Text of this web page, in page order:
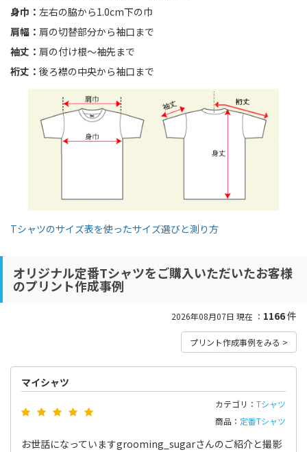
身巾： 左右の脇から1.0cm下の巾
肩幅： 肩の切替部分から袖口まで
袖丈： 肩の付け根〜袖先まで
裄丈： 後ろ襟の中央から袖口まで
Tシャツのサイズ表を使ったサイズ選びと測り方
オリジナル定番Tシャツをご購入いただいたお客様
のプリント作成事例
2026年08月07日 現在 ： 1166件
プリント作成事例をみる >
マイシャツ
カテゴリ： Tシャツ
商品： 定番Tシャツ
お世話になっていますgrooming_sugarさんのご紹介と撮影